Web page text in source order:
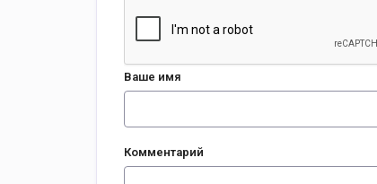
Ваше имя
Комментарий